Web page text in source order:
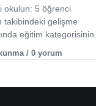
okulun: 5 öğrenci
takibindeki gelişme
eğitim kategorisinin...
/ 0 yorum